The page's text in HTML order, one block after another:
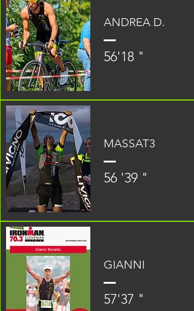
ANDREA D.
56'18 "
MASSAT3
56 '39 "
GIANNI
57'37 "